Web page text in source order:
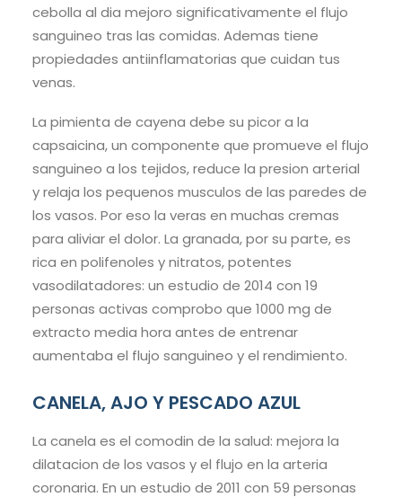
cebolla al dia mejoro significativamente el flujo
sanguineo tras las comidas. Ademas tiene
propiedades antiinflamatorias que cuidan tus
venas.
La pimienta de cayena debe su picor a la
capsaicina, un componente que promueve el flujo
sanguineo a los tejidos, reduce la presion arterial
y relaja los pequenos musculos de las paredes de
los vasos. Por eso la veras en muchas cremas
para aliviar el dolor. La granada, por su parte, es
rica en polifenoles y nitratos, potentes
vasodilatadores: un estudio de 2014 con 19
personas activas comprobo que 1000 mg de
extracto media hora antes de entrenar
aumentaba el flujo sanguineo y el rendimiento.
CANELA, AJO Y PESCADO AZUL
La canela es el comodin de la salud: mejora la
dilatacion de los vasos y el flujo en la arteria
coronaria. En un estudio de 2011 con 59 personas